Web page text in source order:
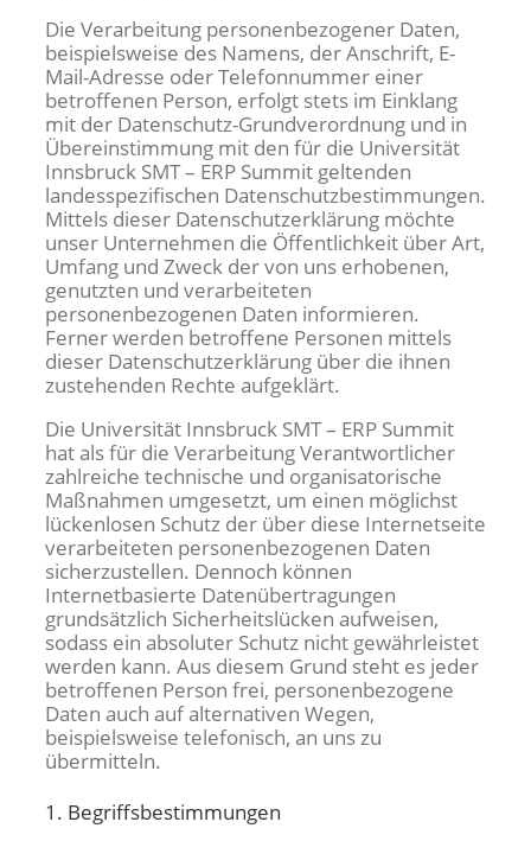
Die Verarbeitung personenbezogener Daten,
beispielsweise des Namens, der Anschrift, E-
Mail-Adresse oder Telefonnummer einer
betroffenen Person, erfolgt stets im Einklang
mit der Datenschutz-Grundverordnung und in
Übereinstimmung mit den für die Universität
Innsbruck SMT – ERP Summit geltenden
landesspezifischen Datenschutzbestimmungen.
Mittels dieser Datenschutzerklärung möchte
unser Unternehmen die Öffentlichkeit über Art,
Umfang und Zweck der von uns erhobenen,
genutzten und verarbeiteten
personenbezogenen Daten informieren.
Ferner werden betroffene Personen mittels
dieser Datenschutzerklärung über die ihnen
zustehenden Rechte aufgeklärt.
Die Universität Innsbruck SMT – ERP Summit
hat als für die Verarbeitung Verantwortlicher
zahlreiche technische und organisatorische
Maßnahmen umgesetzt, um einen möglichst
lückenlosen Schutz der über diese Internetseite
verarbeiteten personenbezogenen Daten
sicherzustellen. Dennoch können
Internetbasierte Datenübertragungen
grundsätzlich Sicherheitslücken aufweisen,
sodass ein absoluter Schutz nicht gewährleistet
werden kann. Aus diesem Grund steht es jeder
betroffenen Person frei, personenbezogene
Daten auch auf alternativen Wegen,
beispielsweise telefonisch, an uns zu
übermitteln.
1. Begriffsbestimmungen